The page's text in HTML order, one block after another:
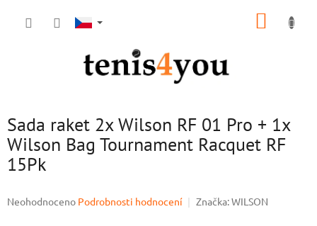
Sada raket 2x Wilson RF 01 Pro + 1x
Wilson Bag Tournament Racquet RF
15Pk
Průměrné
Neohodnoceno Podrobnosti hodnocení Značka:WILSON